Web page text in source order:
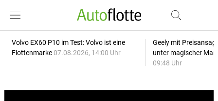
Volvo EX60 P10 im Test: Volvo ist eine
Flottenmarke 07.08.2026, 14:00 Uhr
Geely mit
unter magischer
09:48 Uhr